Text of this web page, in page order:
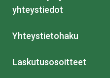
yhteystiedot
Yhteystietohaku
Laskutusosoitteet